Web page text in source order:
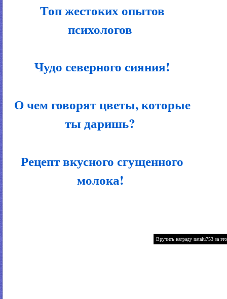
Топ жестоких опытов
психологов
Чудо северного сияния!
О чем говорят цветы, которые
ты даришь?
Рецепт вкусного сгущенного
молока!